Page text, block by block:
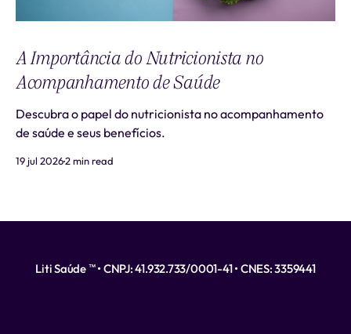
A Importância do Nutricionista no
Acompanhamento de Saúde
Descubra o papel do nutricionista no acompanhamento
de saúde e seus benefícios.
19 jul 20262 min read
Liti Saúde ™ • CNPJ: 41.932.733/0001-41 • CNES: 3359441